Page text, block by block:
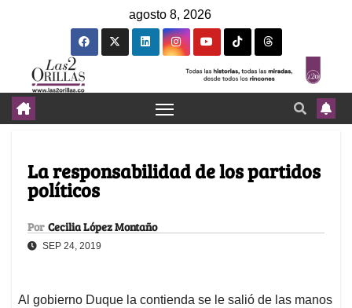
agosto 8, 2026
La responsabilidad de los partidos
políticos
Por Cecilia López Montaño
SEP 24, 2019
Al gobierno Duque la contienda se le salió de las manos